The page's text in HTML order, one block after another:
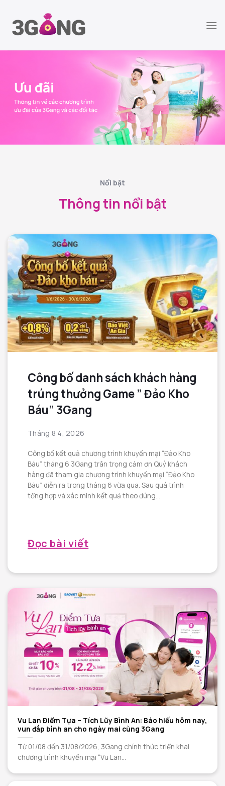
đến
Nổi bật
Thông tin nổi bật
Công bố danh sách khách hàng
trúng thưởng Game ” Đảo Kho
Báu” 3Gang
Tháng 8 4, 2026
Công bố kết quả chương trình khuyến mại “Đảo Kho
Báu” tháng 6 3Gang trân trọng cảm ơn Quý khách
hàng đã tham gia chương trình khuyến mại “Đảo Kho
Báu” diễn ra trong tháng 6 vừa qua. Sau quá trình
tổng hợp và xác minh kết quả theo đúng...
Đọc bài viết
Vu Lan Điểm Tựa – Tích Lũy Bình An: Báo hiếu hôm nay,
vun đắp bình an cho ngày mai cùng 3Gang
Từ 01/08 đến 31/08/2026, 3Gang chính thức triển khai
chương trình khuyến mại “Vu Lan...